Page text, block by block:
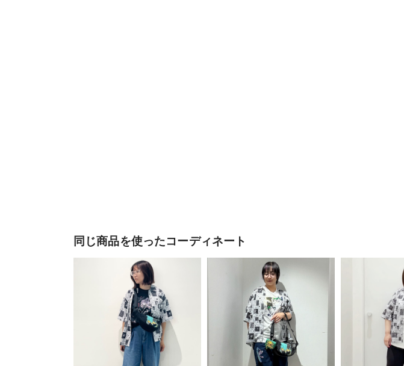
同じ商品を使ったコーディネート